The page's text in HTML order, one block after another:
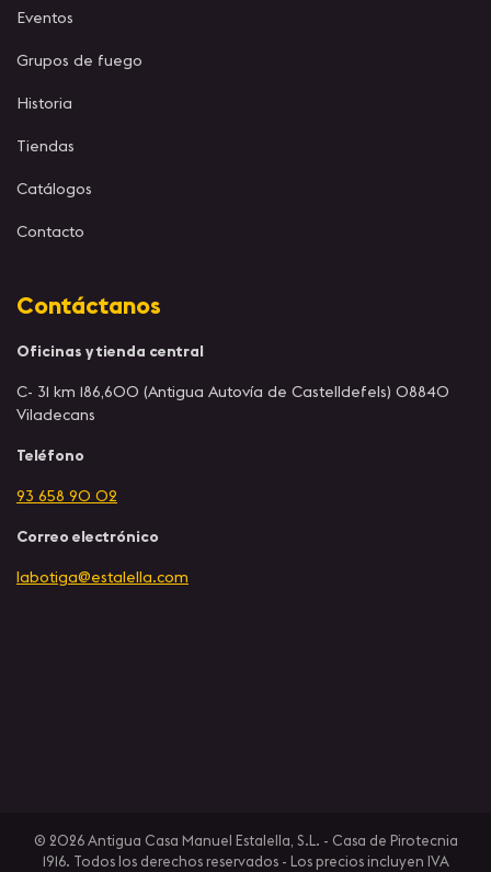
Eventos
Grupos de fuego
Historia
Tiendas
Catálogos
Contacto
Contáctanos
Oficinas y tienda central
C- 31 km 186,600 (Antigua Autovía de Castelldefels) 08840
Viladecans
Teléfono
93 658 90 02
Correo electrónico
labotiga@estalella.com
© 2026 Antigua Casa Manuel Estalella, S.L. - Casa de Pirotecnia
1916. Todos los derechos reservados - Los precios incluyen IVA